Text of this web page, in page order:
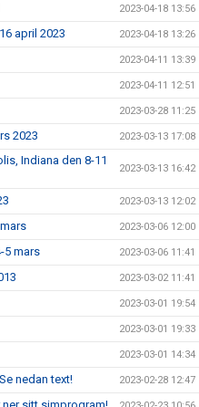
2023-04-18 13:56
april 2023 2023-04-18 13:26
2023-04-11 13:39
2023-04-11 12:51
2023-03-28 11:25
2023 2023-03-13 17:08
Indiana den 8-11
2023-03-13 16:42
2023-03-13 12:02
2023-03-06 12:00
5 mars 2023-03-06 11:41
2023-03-02 11:41
2023-03-01 19:54
2023-03-01 19:33
2023-03-01 14:34
nedan text! 2023-02-28 12:47